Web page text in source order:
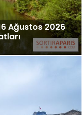
Ağustos 2026